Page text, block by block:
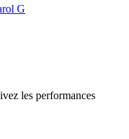
G
les performances